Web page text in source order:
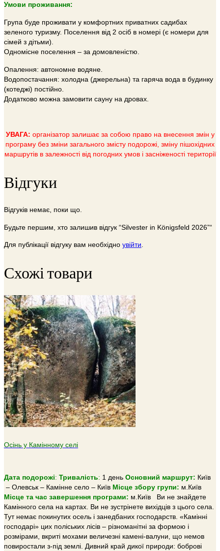
Умови проживання:
Група буде проживати у комфортних приватних садибах
зеленого туризму. Поселення від 2 осіб в номері (є номери для
сімей з дітьми).
Одномісне поселення – за домовленістю.
Опалення: автономне водяне.
Водопостачання: холодна (джерельна) та гаряча вода в будинку
(котеджі) постійно.
Додатково можна замовити сауну на дровах.
УВАГА: організатор залишає за собою право на внесення змін у
програму без зміни загального змісту подорожі, зміну пішохідних
маршрутів в залежності від погодних умов і засніженості території
Відгуки
Відгуків немає, поки що.
Будьте першим, хто залишив відгук “Silvester in Königsfeld 2026”“
Для публікації відгуку вам необхідно увійти
Схожі товари
Осінь у Камінному селі
Дата подорожі: Тривалiсть: 1 день Основний маршрут: Київ
– Олевськ – Камінне село – Київ Місце збору групи: м.Київ
Місце та час завершення програми: м.Київ Ви не знайдете
Камінного села на картах. Ви не зустрінете вихідців з цього села.
Тут немає покинутих осель і занедбаних господарств. «Камінні
господарі» цих поліських лісів – різноманітні за формою і
розмірами, вкриті мохами величезні камені-валуни, що немов
повиростали з-під землі. Дивний край дикої природи: боброві